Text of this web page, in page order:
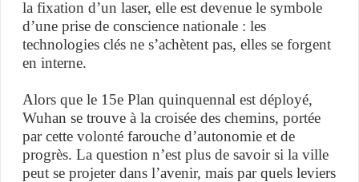
la fixation d’un laser, elle est devenue le symbole
d’une prise de conscience nationale : les
technologies clés ne s’achètent pas, elles se forgent
en interne.
Alors que le 15e Plan quinquennal est déployé,
Wuhan se trouve à la croisée des chemins, portée
par cette volonté farouche d’autonomie et de
progrès. La question n’est plus de savoir si la ville
peut se projeter dans l’avenir, mais par quels leviers